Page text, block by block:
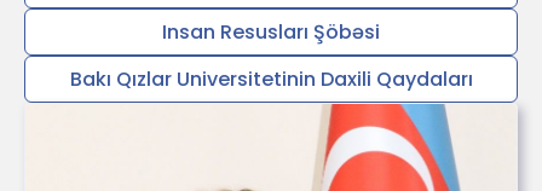
Insan Resusları Şöbəsi
Bakı Qızlar Universitetinin Daxili Qaydaları